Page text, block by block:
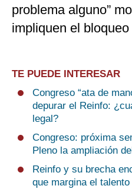
problema alguno”
impliquen el
TE PUEDE INTERESAR
Congreso “ata de
depurar el Reinfo:
legal?
Congreso: próxima
Pleno la ampliación
Reinfo y su brecha
que margina el